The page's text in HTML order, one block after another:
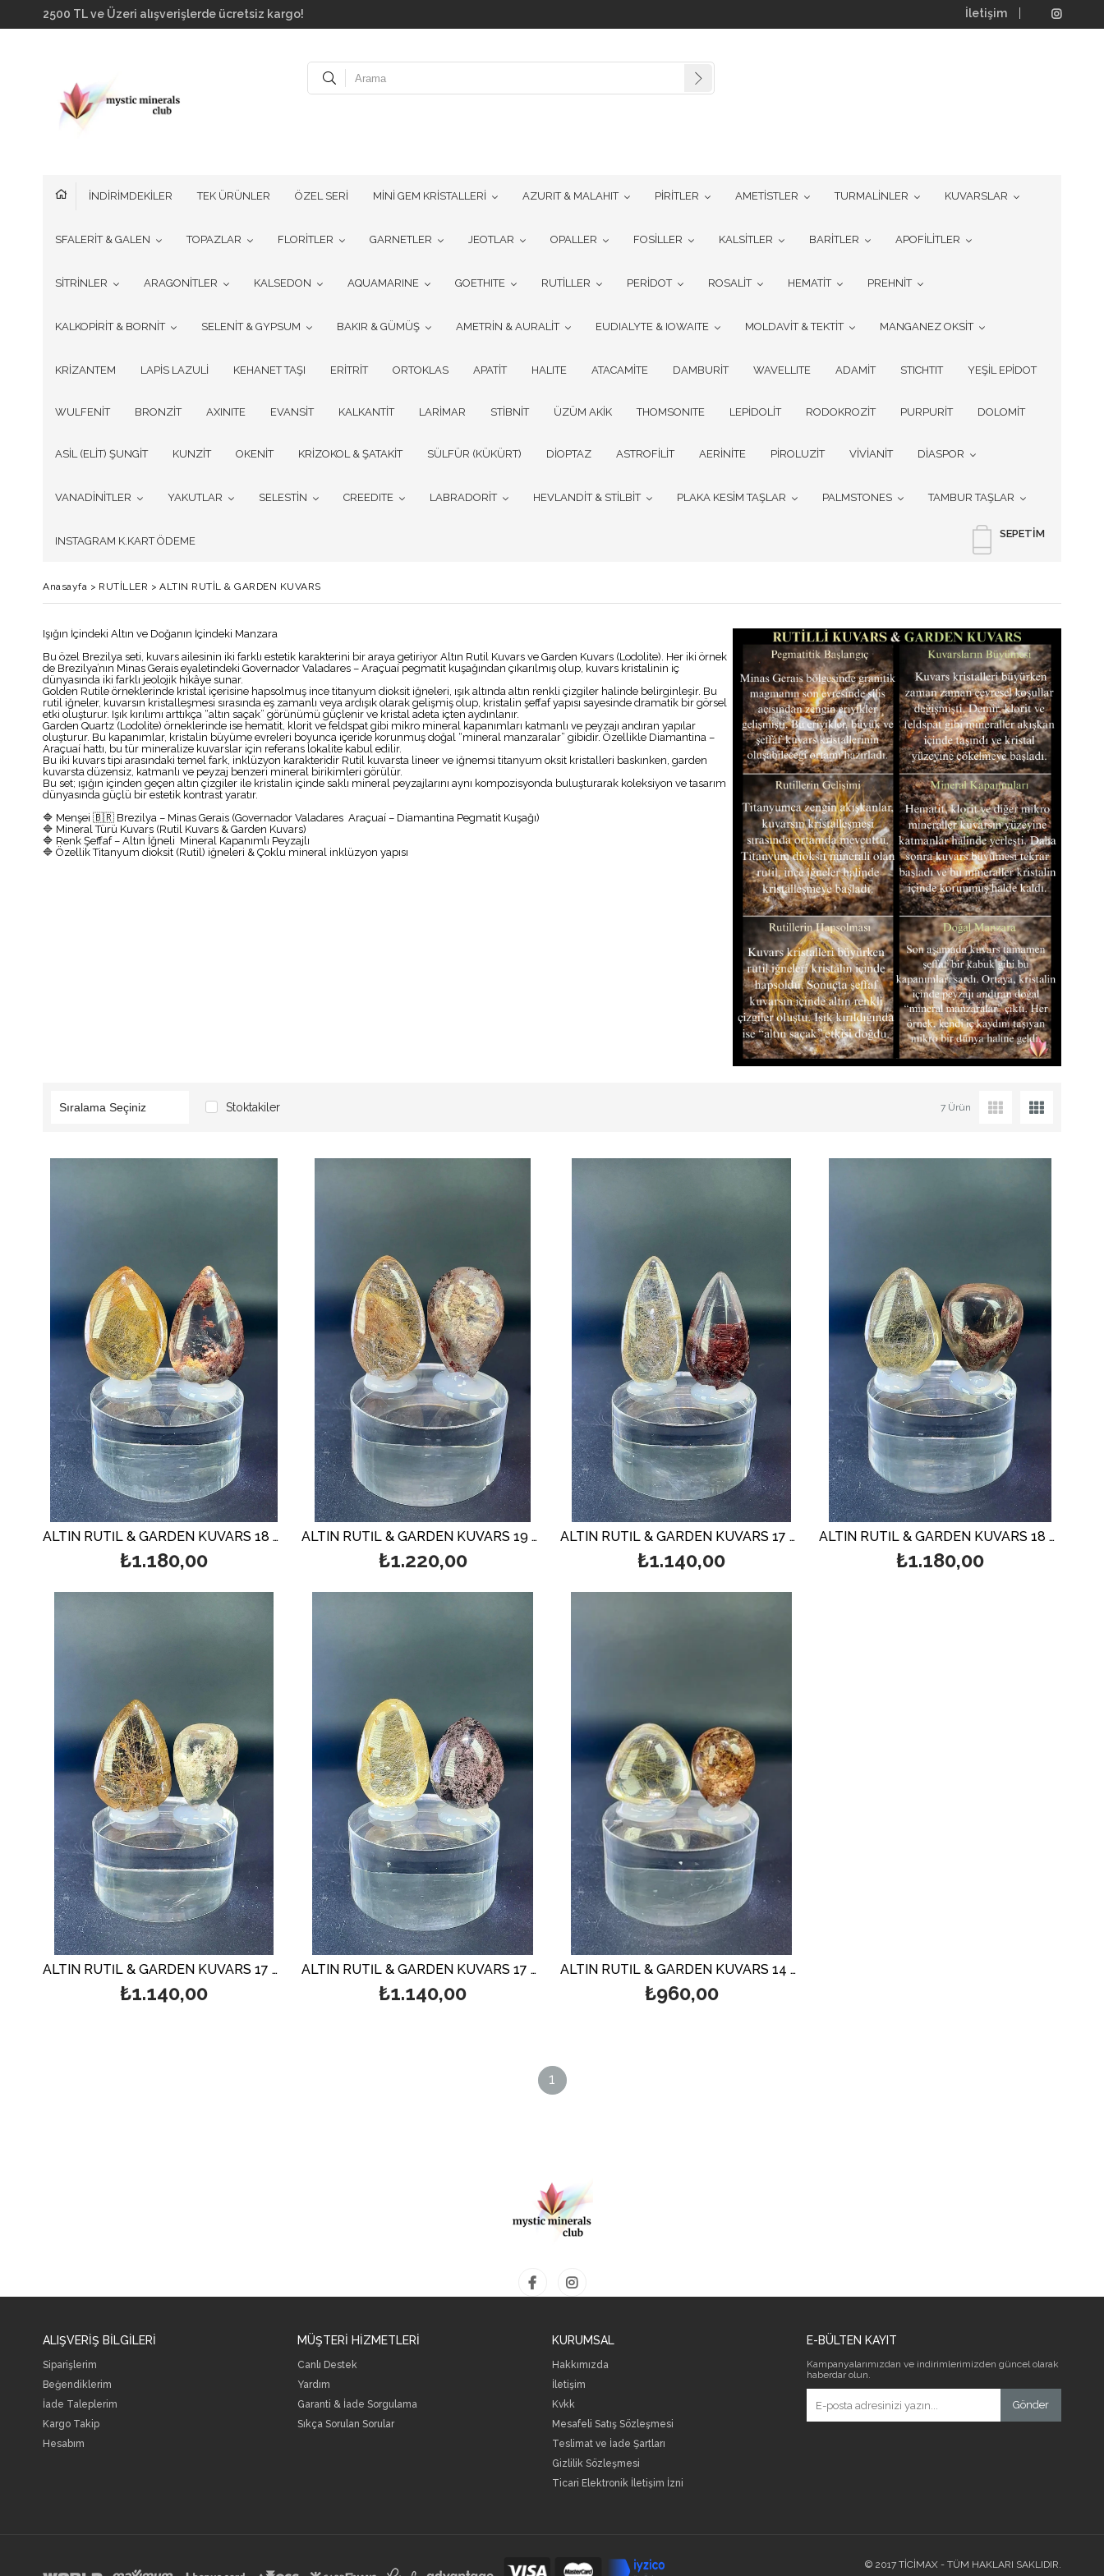
2500 TL ve Üzeri alışverişlerde ücretsiz kargo! İletişim
SEPETIM
İNDİRİMDEKİLER TEK ÜRÜNLER ÖZEL SERİ MİNİ GEM KRİSTALLERİ AZURIT & MALAHIT PİRİTLER AMETİSTLER TURMALİNLER KUVARSLAR
SFALERİT & GALEN TOPAZLAR FLORİTLER GARNETLER JEOTLAR OPALLER FOSİLLER KALSİTLER BARİTLER APOFİLİTLER
SİTRİNLER ARAGONİTLER KALSEDON AQUAMARINE GOETHITE RUTİLLER PERİDOT ROSALİT HEMATİT PREHNİT
KALKOPİRİT & BORNİT SELENİT & GYPSUM BAKIR & GÜMÜŞ AMETRİN & AURALİT EUDIALYTE & IOWAITE MOLDAVİT & TEKTİT MANGANEZ OKSİT
KRİZANTEM LAPİS LAZULİ KEHANET TAŞI ERİTRİT ORTOKLAS APATİT HALITE ATACAMİTE DAMBURİT WAVELLITE ADAMİT STICHTIT YEŞİL EPİDOT
WULFENİT BRONZİT AXINITE EVANSİT KALKANTİT LARİMAR STİBNİT ÜZÜM AKİK THOMSONITE LEPİDOLİT RODOKROZİT PURPURİT DOLOMİT
ASİL (ELİT) ŞUNGİT KUNZİT OKENİT KRİZOKOL & ŞATAKİT SÜLFÜR (KÜKÜRT) DİOPTAZ ASTROFİLİT AERİNİTE PİROLUZİT VİVİANİT DİASPOR
VANADİNİTLER YAKUTLAR SELESTİN CREEDITE LABRADORİT HEVLANDİT & STİLBİT PLAKA KESİM TAŞLAR PALMSTONES TAMBUR TAŞLAR
INSTAGRAM K.KART ÖDEME
Anasayfa > RUTİLLER > ALTIN RUTİL & GARDEN KUVARS
Işığın İçindeki Altın ve Doğanın İçindeki Manzara
Bu özel Brezilya seti, kuvars ailesinin iki farklı estetik karakterini bir araya getiriyor Altın Rutil Kuvars ve Garden Kuvars (Lodolite). Her iki örnek
de Brezilya’nın Minas Gerais eyaletindeki Governador Valadares – Araçuaí pegmatit kuşağından çıkarılmış olup, kuvars kristalinin iç
dünyasında iki farklı jeolojik hikâye sunar.
Golden Rutile örneklerinde kristal içerisine hapsolmuş ince titanyum dioksit iğneleri, ışık altında altın renkli çizgiler halinde belirginleşir. Bu
rutil iğneler, kuvarsın kristalleşmesi sırasında eş zamanlı veya ardışık olarak gelişmiş olup, kristalin şeffaf yapısı sayesinde dramatik bir görsel
etki oluşturur. Işık kırılımı arttıkça “altın saçak” görünümü güçlenir ve kristal adeta içten aydınlanır.
Garden Quartz (Lodolite) örneklerinde ise hematit, klorit ve feldspat gibi mikro mineral kapanımları katmanlı ve peyzajı andıran yapılar
oluşturur. Bu kapanımlar, kristalin büyüme evreleri boyunca içeride korunmuş doğal “mineral manzaralar” gibidir. Özellikle Diamantina –
Araçuaí hattı, bu tür mineralize kuvarslar için referans lokalite kabul edilir.
Bu iki kuvars tipi arasındaki temel fark, inklüzyon karakteridir Rutil kuvarsta lineer ve iğnemsi titanyum oksit kristalleri baskınken, garden
kuvarsta düzensiz, katmanlı ve peyzaj benzeri mineral birikimleri görülür.
Bu set; ışığın içinden geçen altın çizgiler ile kristalin içinde saklı mineral peyzajlarını aynı kompozisyonda buluşturarak koleksiyon ve tasarım
dünyasında güçlü bir estetik kontrast yaratır.
🔷 Menşei 🇧🇷 Brezilya – Minas Gerais (Governador Valadares Araçuaí – Diamantina Pegmatit Kuşağı)
🔷 Mineral Türü Kuvars (Rutil Kuvars & Garden Kuvars)
🔷 Renk Şeffaf – Altın İğneli Mineral Kapanımlı Peyzajlı
🔷 Özellik Titanyum dioksit (Rutil) iğneleri & Çoklu mineral inklüzyon yapısı
Stoktakiler 7 Ürün
ALTIN RUTİL & GARDEN KUVARS 18 GR.
₺1.180,00
ALTIN RUTİL & GARDEN KUVARS 19 GR.
₺1.220,00
ALTIN RUTİL & GARDEN KUVARS 17 GR.
₺1.140,00
ALTIN RUTİL & GARDEN KUVARS 18 GR.
₺1.180,00
ALTIN RUTİL & GARDEN KUVARS 17 GR.
₺1.140,00
ALTIN RUTİL & GARDEN KUVARS 17 GR.
₺1.140,00
ALTIN RUTİL & GARDEN KUVARS 14 GR.
₺960,00
1
ALIŞVERİŞ BİLGİLERİ
Siparişlerim
Beğendiklerim
İade Taleplerim
Kargo Takip
Hesabım
MÜŞTERİ HİZMETLERİ
Canlı Destek
Yardım
Garanti & İade Sorgulama
Sıkça Sorulan Sorular
KURUMSAL
Hakkımızda
İletişim
Kvkk
Mesafeli Satış Sözleşmesi
Teslimat ve İade Şartları
Gizlilik Sözleşmesi
Ticari Elektronik İletişim İzni
E-BÜLTEN KAYIT
Kampanyalarımızdan ve indirimlerimizden güncel olarak
haberdar olun.
Gönder
© 2017 TİCİMAX - TÜM HAKLARI SAKLIDIR.